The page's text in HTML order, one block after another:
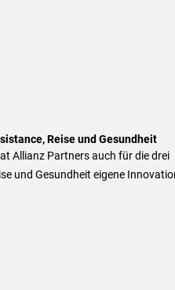
Reise und Gesundheit
Allianz Partners auch für die drei
und Gesundheit eigene